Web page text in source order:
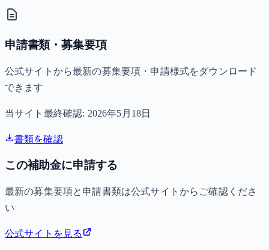
申請書類・募集要項
公式サイトから最新の募集要項・申請様式をダウンロード
できます
当サイト最終確認: 2026年5月18日
書類を確認
この補助金に申請する
最新の募集要項と申請書類は公式サイトからご確認くださ
い
公式サイトを見る